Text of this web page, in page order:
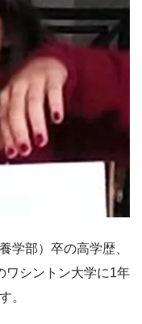
学部）卒の高学歴、
ワシントン大学に1年
。